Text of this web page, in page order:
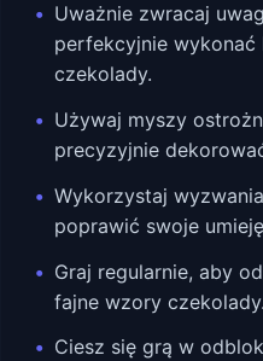
Uważnie zwracaj
perfekcyjnie
czekolady.
Używaj myszy
precyzyjnie
Wykorzystaj
poprawić swoje
Graj regularnie, aby
fajne wzory czekolady.
Ciesz się grą w